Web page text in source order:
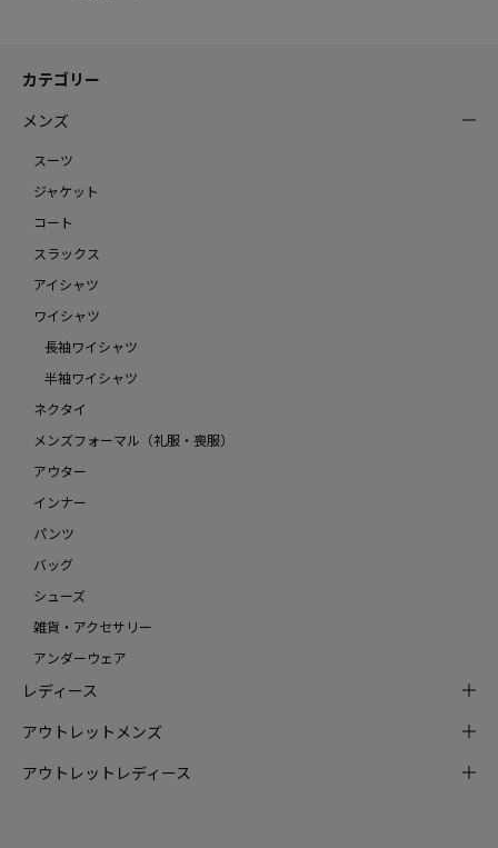
カテゴリー
メンズ
スーツ
ジャケット
コート
スラックス
アイシャツ
ワイシャツ
長袖ワイシャツ
半袖ワイシャツ
ネクタイ
メンズフォーマル（礼服・喪服）
アウター
インナー
パンツ
バッグ
シューズ
雑貨・アクセサリー
アンダーウェア
レディース
アウトレットメンズ
アウトレットレディース